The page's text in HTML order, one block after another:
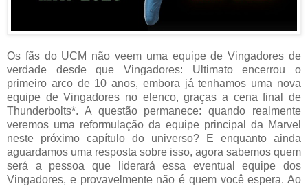
Os fãs do UCM não veem uma equipe de Vingadores de
verdade desde que Vingadores: Ultimato encerrou o
primeiro arco de 10 anos, embora já tenhamos uma nova
equipe de Vingadores no elenco, graças a cena final de
Thunderbolts*. A questão permanece: quando realmente
veremos uma reformulação da equipe principal da Marvel
neste próximo capítulo do universo? E enquanto ainda
aguardamos uma resposta sobre isso, agora sabemos quem
será a pessoa que liderará essa eventual equipe dos
Vingadores, e provavelmente não é quem você espera. Ao